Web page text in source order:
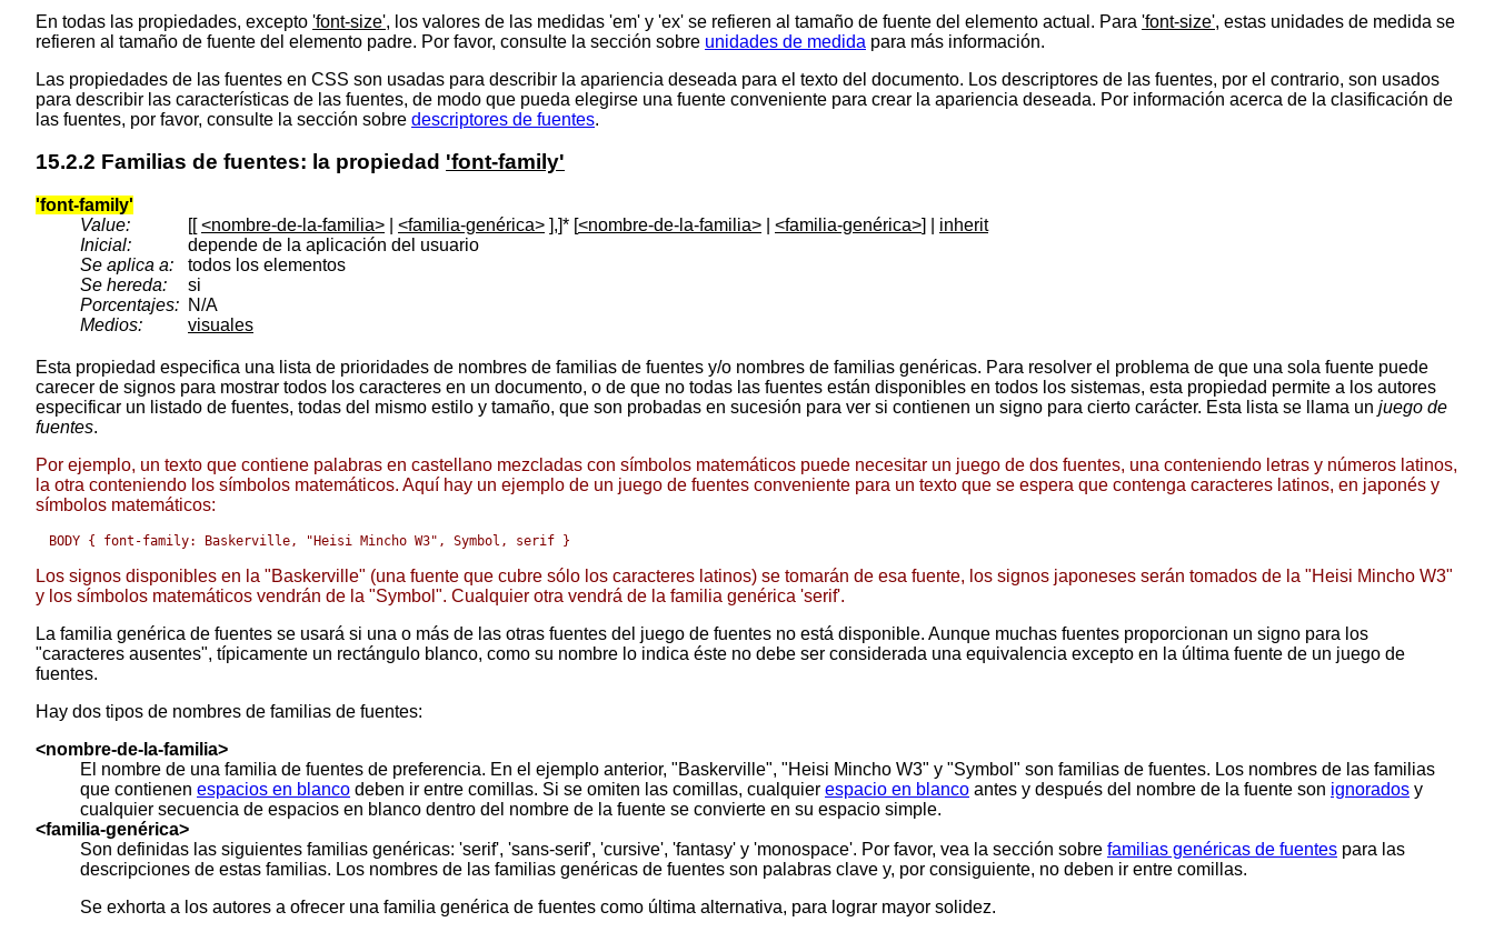
En todas las propiedades, excepto 'font-size', los valores de las medidas 'em' y 'ex' se refieren al tamaño de fuente del elemento actual. Para 'font-size', estas unidades de medida se
refieren al tamaño de fuente del elemento padre. Por favor, consulte la sección sobre unidades de medida para más información.
Las propiedades de las fuentes en CSS son usadas para describir la apariencia deseada para el texto del documento. Los descriptores de las fuentes, por el contrario, son usados
para describir las características de las fuentes, de modo que pueda elegirse una fuente conveniente para crear la apariencia deseada. Por información acerca de la clasificación de
las fuentes, por favor, consulte la sección sobre descriptores de fuentes.
15.2.2 Familias de fuentes: la propiedad 'font-family'
'font-family'
Value:
[[<nombre-de-la-familia> <familia-genérica> ],]* [<nombre-de-la-familia> <familia-genérica>] | inherit
Inicial:
depende de la aplicación del usuario
Se aplica a:
todos los elementos
Se hereda:
si
Porcentajes: N/A
Medios:
visuales
Esta propiedad especifica una lista de prioridades de nombres de familias de fuentes y/o nombres de familias genéricas. Para resolver el problema de que una sola fuente puede
carecer de signos para mostrar todos los caracteres en un documento, o de que no todas las fuentes están disponibles en todos los sistemas, esta propiedad permite a los autores
especificar un listado de fuentes, todas del mismo estilo y tamaño, que son probadas en sucesión para ver si contienen un signo para cierto carácter. Esta lista se llama un juego de
fuentes.
Por ejemplo, un texto que contiene palabras en castellano mezcladas con símbolos matemáticos puede necesitar un juego de dos fuentes, una conteniendo letras y números latinos,
la otra conteniendo los símbolos matemáticos. Aquí hay un ejemplo de un juego de fuentes conveniente para un texto que se espera que contenga caracteres latinos, en japonés y
símbolos matemáticos:
Los signos disponibles en la "Baskerville" (una fuente que cubre sólo los caracteres latinos) se tomarán de esa fuente, los signos japoneses serán tomados de la "Heisi Mincho W3"
y los símbolos matemáticos vendrán de la "Symbol". Cualquier otra vendrá de la familia genérica 'serif'.
La familia genérica de fuentes se usará si una o más de las otras fuentes del juego de fuentes no está disponible. Aunque muchas fuentes proporcionan un signo para los
"caracteres ausentes", típicamente un rectángulo blanco, como su nombre lo indica éste no debe ser considerada una equivalencia excepto en la última fuente de un juego de
fuentes.
Hay dos tipos de nombres de familias de fuentes:
<nombre-de-la-familia>
El nombre de una familia de fuentes de preferencia. En el ejemplo anterior, "Baskerville", "Heisi Mincho W3" y "Symbol" son familias de fuentes. Los nombres de las familias
que contienen espacios en blanco deben ir entre comillas. Si se omiten las comillas, cualquier espacio en blanco antes y después del nombre de la fuente son ignorados y
cualquier secuencia de espacios en blanco dentro del nombre de la fuente se convierte en su espacio simple.
<familia-genérica>
Son definidas las siguientes familias genéricas: 'serif', 'sans-serif', 'cursive', 'fantasy' y 'monospace'. Por favor, vea la sección sobre familias genéricas de fuentes para las
descripciones de estas familias. Los nombres de las familias genéricas de fuentes son palabras clave y, por consiguiente, no deben ir entre comillas.
Se exhorta a los autores a ofrecer una familia genérica de fuentes como última alternativa, para lograr mayor solidez.